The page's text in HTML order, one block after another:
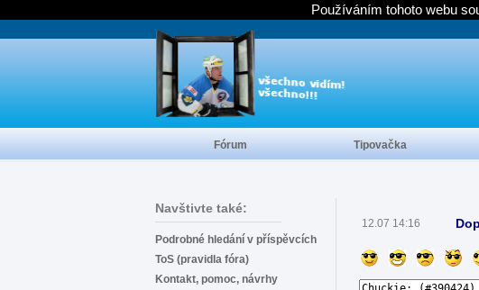
Navštivte také:
Podrobné hledání v příspěvcích
ToS (pravidla fóra)
Kontakt, pomoc, návrhy
12.07 14:16
Fórum Tipovačka
Používáním tohoto webu